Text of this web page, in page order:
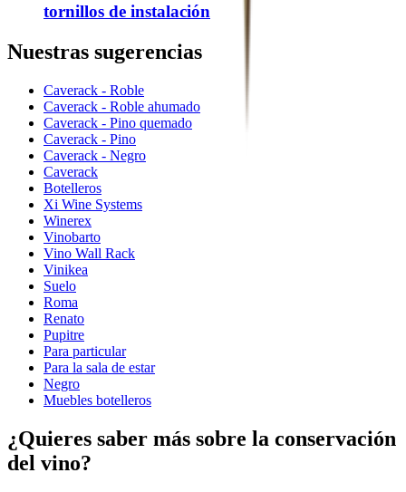
tornillos de instalación
Nuestras sugerencias
Caverack - Roble
Caverack - Roble ahumado
Caverack - Pino quemado
Caverack - Pino
Caverack - Negro
Caverack
Botelleros
Xi Wine Systems
Winerex
Vinobarto
Vino Wall Rack
Vinikea
Suelo
Roma
Renato
Pupitre
Para particular
Para la sala de estar
Negro
Muebles botelleros
¿Quieres saber más sobre la conservación
del vino?